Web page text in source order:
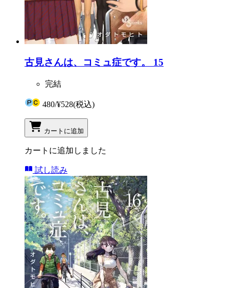
古見さんは、コミュ症です。 15
完結
480/¥528(税込)
カートに追加
カートに追加しました
試し読み